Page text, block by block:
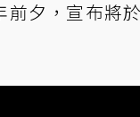
夕，宣布將